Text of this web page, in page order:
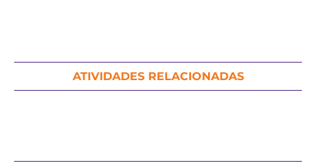
ATIVIDADES RELACIONADAS